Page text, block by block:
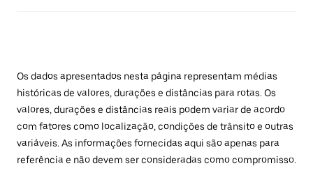
Os dados apresentados nesta página representam médias
históricas de valores, durações e distâncias para rotas. Os
valores, durações e distâncias reais podem variar de acordo
com fatores como localização, condições de trânsito e outras
variáveis. As informações fornecidas aqui são apenas para
referência e não devem ser consideradas como compromisso.